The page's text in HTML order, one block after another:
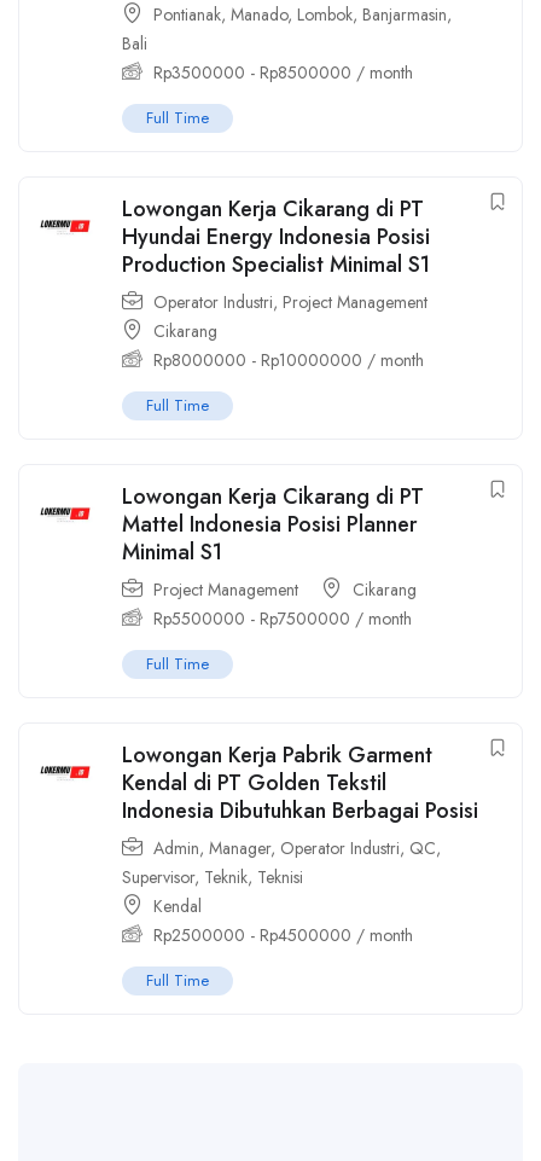
Pontianak, Manado, Lombok, Banjarmasin,
Bali
Rp3500000 - Rp8500000 / month
Full Time
Lowongan Kerja Cikarang di PT
Hyundai Energy Indonesia Posisi
Production Specialist Minimal S1
Operator Industri, Project Management
Cikarang
Rp8000000 - Rp10000000 / month
Full Time
Lowongan Kerja Cikarang di PT
Mattel Indonesia Posisi Planner
Minimal S1
Project Management
Cikarang
Rp5500000 - Rp7500000 / month
Full Time
Lowongan Kerja Pabrik Garment
Kendal di PT Golden Tekstil
Indonesia Dibutuhkan Berbagai Posisi
Admin, Manager, Operator Industri, QC,
Supervisor, Teknik, Teknisi
Kendal
Rp2500000 - Rp4500000 / month
Full Time